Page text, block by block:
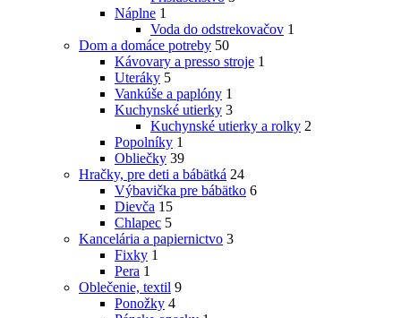
Náplne 1
Voda do odstrekovačov 1
Dom a domáce potreby 50
Kávovary a presso stroje 1
Uteráky 5
Vankúše a paplóny 1
Kuchynské utierky 3
Kuchynské utierky a rolky 2
Popolníky 1
Obliečky 39
Hračky, pre deti a bábätká 24
Výbavička pre bábätko 6
Dievča 15
Chlapec 5
Kancelária a papiernictvo 3
Fixky 1
Pera 1
Oblečenie, textil 9
Ponožky 4